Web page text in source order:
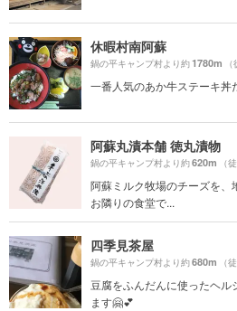
休暇村南阿蘇
鍋の平キャンプ村より約1780m
一番人気のあか牛ステーキ
阿蘇丸漬本舗 徳丸漬物
鍋の平キャンプ村より約620m （
阿蘇ミルク牧場のチーズを、
お隣りの食堂で...
四季見茶屋
鍋の平キャンプ村より約680m （
豆腐をふんだんに使ったヘ
ます🤗💕